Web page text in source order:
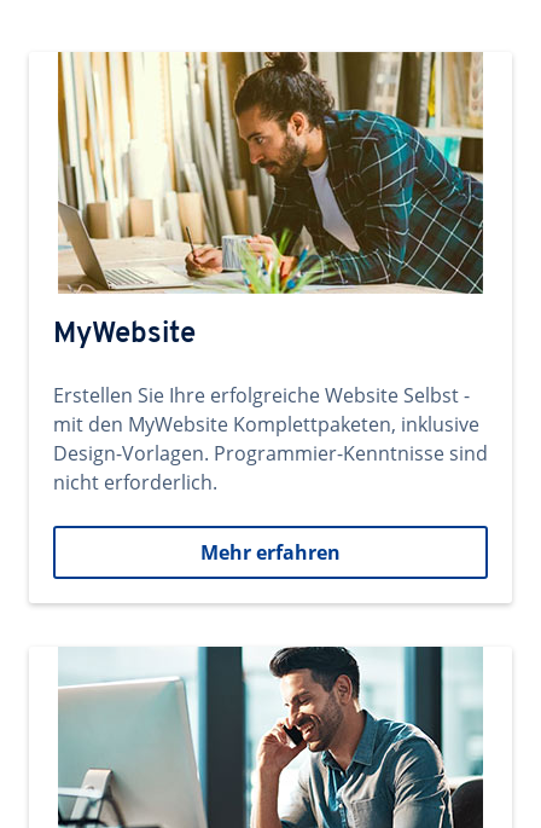
MyWebsite
Erstellen Sie Ihre erfolgreiche Website Selbst -
mit den MyWebsite Komplettpaketen, inklusive
Design-Vorlagen. Programmier-Kenntnisse sind
nicht erforderlich.
Mehr erfahren